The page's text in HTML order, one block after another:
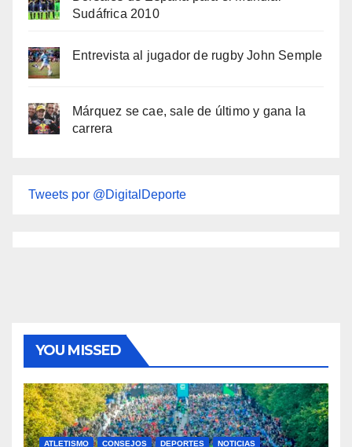
Sudáfrica 2010
Entrevista al jugador de rugby John Semple
Márquez se cae, sale de último y gana la
carrera
Tweets por @DigitalDeporte
YOU MISSED
ATLETISMO CONSEJOS DEPORTES NOTICIAS